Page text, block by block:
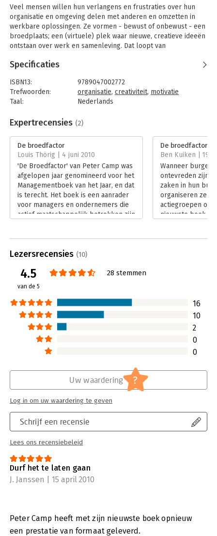
Veel mensen willen hun verlangens en frustraties over hun
organisatie en omgeving delen met anderen en omzetten in
werkbare oplossingen. Ze vormen - bewust of onbewust - een
broedplaats; een (virtuele) plek waar nieuwe, creatieve ideeën
ontstaan over werk en samenleving. Dat loopt van
buurtcomités en internetgroepen. Maar managers en
behoeften aan planning en controle weten ze er niet goed mee
om te gaan. Peter Camp laat in dit boek met stellingen,
inspiratiebronnen, praktijkvoorbeelden en interviews zien hoe
hij aan waarom dat belangrijk is, voor elke organisatie.
'De broedfactor' biedt een constructieve kijk op broedplaatsen
en broedprocessen in onze organisaties en samenleving. Het is
een praktisch onderbouwd, informatief én inspirerend boek
voor ondernemende mensen die een verschil willen maken.
Dit boek stond op de shortlist van Managementboek van het
Jaar 2010.
Specificaties
ISBN13:
9789047002772
Trefwoorden:
organisatie, creativiteit, motivatie
Taal:
Nederlands
Aantal pagina's:
223
Druk:
Verschijningsdatum:
15-10-2009
Hoofdrubriek: Algemeen management
Expertrecensies (2)
De broedfactor
Louis Thörig | 4 juni 2010
'De Broedfactor' van Peter Camp was
afgelopen jaar genomineerd voor het
Managementboek van het Jaar, en dat
is terecht. Het boek is een aanrader
voor managers en ondernemers die
actief maatschappelijk betrokken zijn
De broedfactor
Ben Kuiken | 19
Wanneer
ontevreden zijn
zaken in hun
organiseren ze
actiegroepen of
nieuwste boek,
Lezersrecensies (10)
4.5
van de 5
28 stemmen
16
10
2
0
0
Schrijf een recensie
Lees ons recensiebeleid
Uw waardering ?
Log in om uw waardering te geven
Durf het te laten gaan
J. Janssen | 15 april 2010
Peter Camp heeft met zijn nieuwste boek opnieuw
een prestatie van formaat geleverd.